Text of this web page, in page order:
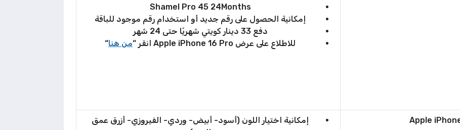
Shamel Pro 45 24Months
إمكانية الحصول على رقم جديد أو استخدام رقم موجود للباقة
دفع 33 دينار كويتي شهريًا حتى 24 شهر
للاطلاع على عرض Apple iPhone 16 Pro انقر “
من هنا“
إمكانية اختيار اللون (أسود- أبيض- وردي- الفيروزي- أزرق عمق